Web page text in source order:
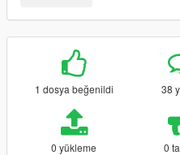
1 dosya beğenildi 38
0 yükleme 0